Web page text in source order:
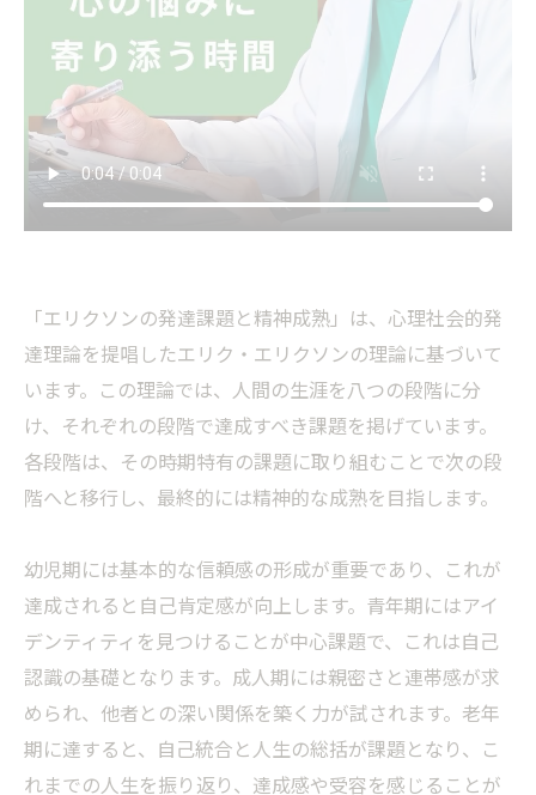
「エリクソンの発達課題と精神成熟」は、心理社会的発
達理論を提唱したエリク・エリクソンの理論に基づいて
います。この理論では、人間の生涯を八つの段階に分
け、それぞれの段階で達成すべき課題を掲げています。
各段階は、その時期特有の課題に取り組むことで次の段
階へと移行し、最終的には精神的な成熟を目指します。
幼児期には基本的な信頼感の形成が重要であり、これが
達成されると自己肯定感が向上します。青年期にはアイ
デンティティを見つけることが中心課題で、これは自己
認識の基礎となります。成人期には親密さと連帯感が求
められ、他者との深い関係を築く力が試されます。老年
期に達すると、自己統合と人生の総括が課題となり、こ
れまでの人生を振り返り、達成感や受容を感じることが